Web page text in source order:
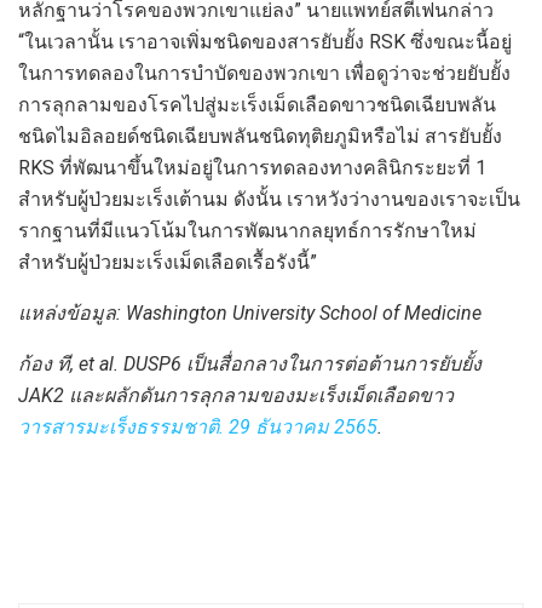
หลักฐานว่าโรคของพวกเขาแย่ลง” นายแพทย์สตีเฟนกล่าว
“ในเวลานั้น เราอาจเพิ่มชนิดของสารยับยั้ง RSK ซึ่งขณะนี้อยู่
ในการทดลองในการบำบัดของพวกเขา เพื่อดูว่าจะช่วยยับยั้ง
การลุกลามของโรคไปสู่มะเร็งเม็ดเลือดขาวชนิดเฉียบพลัน
ชนิดไมอิลอยด์ชนิดเฉียบพลันชนิดทุติยภูมิหรือไม่ สารยับยั้ง
RKS ที่พัฒนาขึ้นใหม่อยู่ในการทดลองทางคลินิกระยะที่ 1
สำหรับผู้ป่วยมะเร็งเต้านม ดังนั้น เราหวังว่างานของเราจะเป็น
รากฐานที่มีแนวโน้มในการพัฒนากลยุทธ์การรักษาใหม่
สำหรับผู้ป่วยมะเร็งเม็ดเลือดเรื้อรังนี้”
แหล่งข้อมูล: Washington University School of Medicine
ก้อง ที, et al. DUSP6 เป็นสื่อกลางในการต่อต้านการยับยั้ง
JAK2 และผลักดันการลุกลามของมะเร็งเม็ดเลือดขาว
วารสารมะเร็งธรรมชาติ. 29 ธันวาคม 2565.